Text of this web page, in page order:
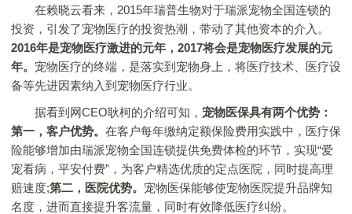
在赖晓云看来，2015年瑞普生物对于瑞派宠物全国连锁的
投资，引发了宠物医疗的投资热潮，带动了其他资本的介入。
2016年是宠物医疗激进的元年，2017将会是宠物医疗发展的元
年。 宠物医疗的终端，是落实到宠物身上，将医疗技术、医疗设
备等先进因素纳入到宠物医疗行业。
据看到网CEO耿柯的介绍可知， 宠物医保具有两个优势：
第一，客户优势。 在客户每年缴纳定额保险费用实践中，医疗保
险能够增加由瑞派宠物全国连锁提供免费体检的环节，实现“爱
宠看病，平安付费”，为客户精选优质的定点医院，同时提高理
赔速度;第二，医院优势。 宠物医保能够使宠物医院提升品牌知
名度，进而直接提升客流量，同时有效降低医疗纠纷。